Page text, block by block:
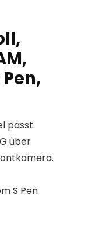
passt.
über
S Pen